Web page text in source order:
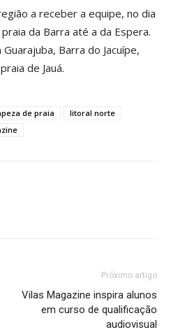
a receber a equipe, no dia
da Barra até a da Espera.
Barra do Jacuípe,
de Jauá.
de praia
litoral norte
Próximo artigo
Vilas Magazine inspira alunos
em curso de qualificação
audiovisual